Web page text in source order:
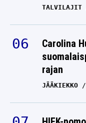
TALVILAJIT
Carolina
rajan
JÄÄKIEKKO